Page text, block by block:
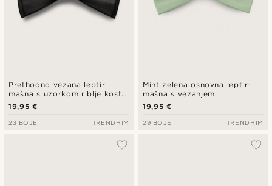
Prethodno vezana leptir
mašna s uzorkom riblje kosti
u crnoj boji
19,95 €
23 BOJE TRENDHIM
Mint zelena osnovna leptir-
mašna s vezanjem
19,95 €
29 BOJE TRENDHIM